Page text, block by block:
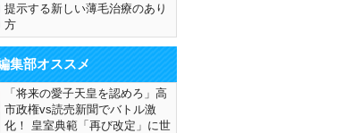
提示する新しい薄毛治療のあり
方
集部オススメ
「将来の愛子天皇を認めろ」高
市政権vs読売新聞でバトル激
化！ 皇室典範「再び改定」に世